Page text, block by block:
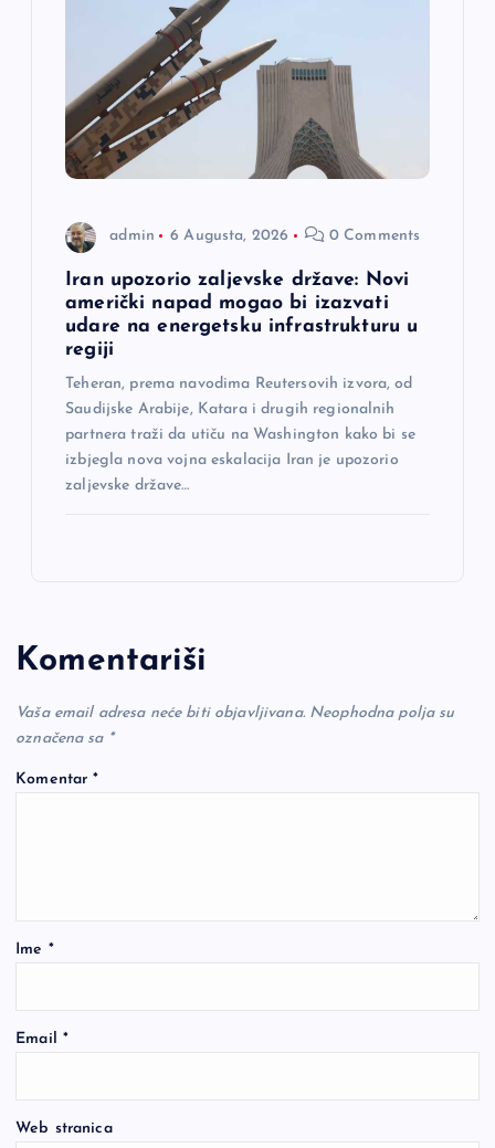
admin 6 Augusta, 2026 0 Comments
Iran upozorio zaljevske države: Novi
američki napad mogao bi izazvati
udare na energetsku infrastrukturu u
regiji
Teheran, prema navodima Reutersovih izvora, od
Saudijske Arabije, Katara i drugih regionalnih
partnera traži da utiču na Washington kako bi se
izbjegla nova vojna eskalacija Iran je upozorio
zaljevske države…
Komentariši
Vaša email adresa neće biti objavljivana. Neophodna polja su
označena sa *
Komentar*
Ime *
Email *
Web stranica